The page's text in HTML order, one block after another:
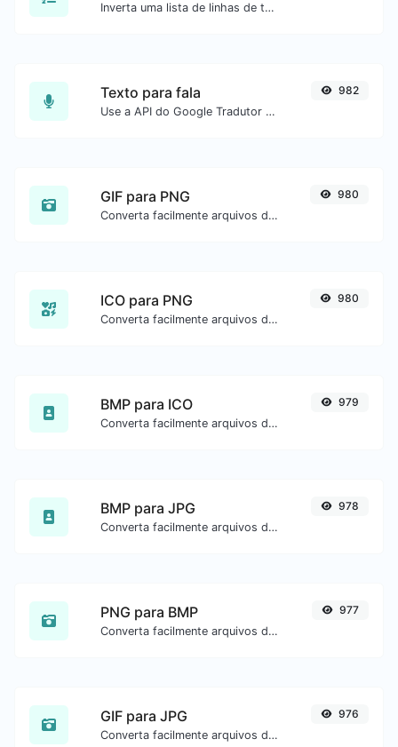
Inverta uma lista de linhas de texto.
Texto para fala
Use a API do Google Tradutor para gerar áudio de texto para fala.
982
GIF para PNG
Converta facilmente arquivos de imagem GIF para PNG.
980
ICO para PNG
Converta facilmente arquivos de imagem ICO para PNG.
980
BMP para ICO
Converta facilmente arquivos de imagem BMP para ICO.
979
BMP para JPG
Converta facilmente arquivos de imagem BMP para JPG.
978
PNG para BMP
Converta facilmente arquivos de imagem PNG para BMP.
977
GIF para JPG
Converta facilmente arquivos de imagem GIF para JPG.
976